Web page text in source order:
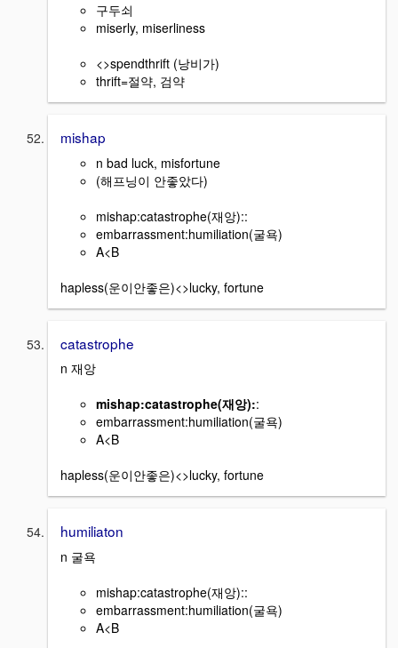
구두쇠
miserly, miserliness
<>spendthrift (낭비가)
thrift=절약, 검약
mishap
n bad luck, misfortune
(해프닝이 안좋았다)
mishap:catastrophe(재앙)::
embarrassment:humiliation(굴욕)
A<B
hapless(운이안좋은)<>lucky, fortune
catastrophe
n 재앙
mishap:catastrophe(재앙)::
embarrassment:humiliation(굴욕)
A<B
hapless(운이안좋은)<>lucky, fortune
humiliaton
n 굴욕
mishap:catastrophe(재앙)::
embarrassment:humiliation(굴욕)
A<B